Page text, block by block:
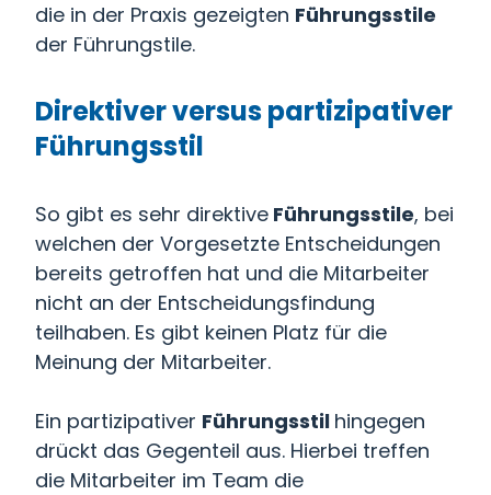
die in der Praxis gezeigten Führungsstile
der Führungstile.
Direktiver versus partizipativer
Führungsstil
So gibt es sehr direktive Führungsstile, bei
welchen der Vorgesetzte Entscheidungen
bereits getroffen hat und die Mitarbeiter
nicht an der Entscheidungsfindung
teilhaben. Es gibt keinen Platz für die
Meinung der Mitarbeiter.
Ein partizipativer Führungsstil hingegen
drückt das Gegenteil aus. Hierbei treffen
die Mitarbeiter im Team die